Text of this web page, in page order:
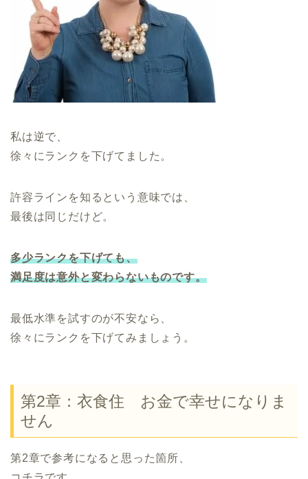
私は逆で、
徐々にランクを下げてました。
許容ラインを知るという意味では、
最後は同じだけど。
多少ランクを下げても、
満足度は意外と変わらないものです。
最低水準を試すのが不安なら、
徐々にランクを下げてみましょう。
第2章：衣食住 お金で幸せになりま
せん
第2章で参考になると思った箇所、